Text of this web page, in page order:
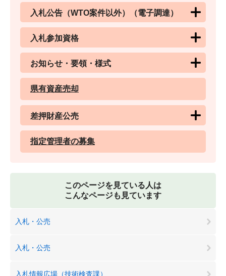
入札公告（WTO案件以外）（電子調達）
入札参加資格
お知らせ・要領・様式
県有資産売却
差押財産公売
指定管理者の募集
このページを見ている人は
こんなページも見ています
入札・公売
入札・公売
入札情報広場（技術検査課）